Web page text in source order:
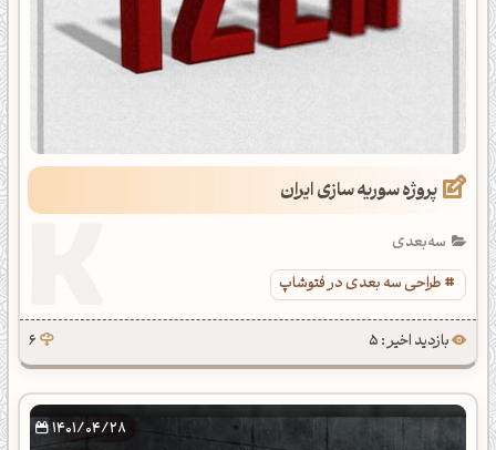
پروژه سوریه سازی ایران
سه‌بعدی
طراحی سه بعدی در فتوشاپ
بازدید اخیر : 5 6
1401/04/28